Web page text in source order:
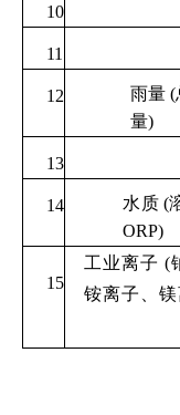
10
11
12
雨量
量)
13
14 水 质 (
ORP)
15
工业离子 (
铵离子、镁